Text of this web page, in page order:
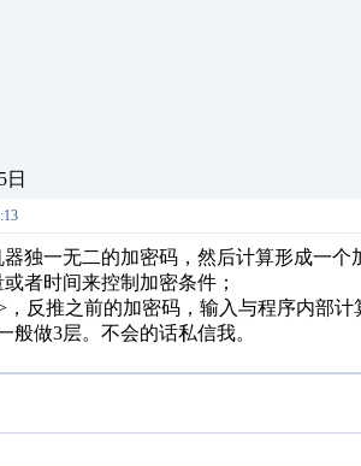
日
独一无二的加密码，然后计算形成一个
者时间来控制加密条件；
，反推之前的加密码，输入与程序内部计
般做3层。不会的话私信我。